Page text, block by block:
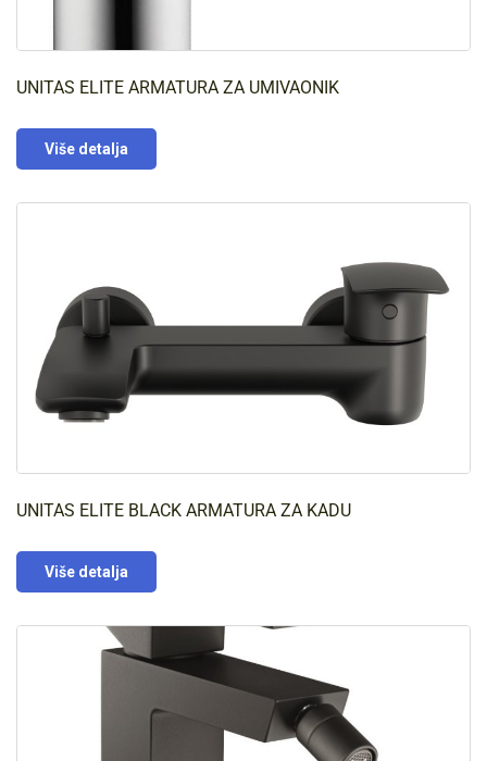
UNITAS ELITE ARMATURA ZA UMIVAONIK
Više detalja
UNITAS ELITE BLACK ARMATURA ZA KADU
Više detalja